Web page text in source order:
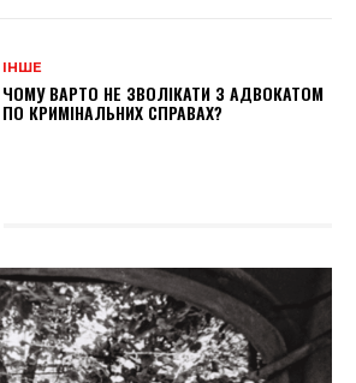
ІНШЕ
ЧОМУ ВАРТО НЕ ЗВОЛІКАТИ З АДВОКАТОМ
ПО КРИМІНАЛЬНИХ СПРАВАХ?